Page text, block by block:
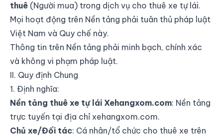
thuê (Người mua) trong dịch vụ cho thuê xe tự lái.
Mọi hoạt động trên Nền tảng phải tuân thủ pháp luật
Việt Nam và Quy chế này.
Thông tin trên Nền tảng phải minh bạch, chính xác
và không vi phạm pháp luật.
II. Quy định Chung
1. Định nghĩa:
Nền tảng thuê xe tự lái Xehangxom.com: Nền tảng
trực tuyến tại địa chỉ xehangxom.com.
Chủ xe/Đối tác: Cá nhân/tổ chức cho thuê xe trên